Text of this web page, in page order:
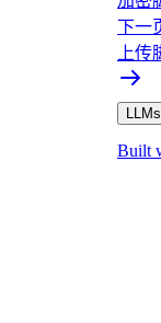
下一
上传
Built